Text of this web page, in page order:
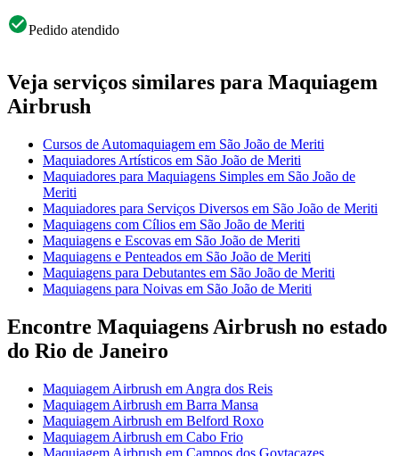
Pedido atendido
Veja serviços similares para Maquiagem
Airbrush
Cursos de Automaquiagem em São João de Meriti
Maquiadores Artísticos em São João de Meriti
Maquiadores para Maquiagens Simples em São João de
Meriti
Maquiadores para Serviços Diversos em São João de Meriti
Maquiagens com Cílios em São João de Meriti
Maquiagens e Escovas em São João de Meriti
Maquiagens e Penteados em São João de Meriti
Maquiagens para Debutantes em São João de Meriti
Maquiagens para Noivas em São João de Meriti
Encontre Maquiagens Airbrush no estado
do Rio de Janeiro
Maquiagem Airbrush em Angra dos Reis
Maquiagem Airbrush em Barra Mansa
Maquiagem Airbrush em Belford Roxo
Maquiagem Airbrush em Cabo Frio
Maquiagem Airbrush em Campos dos Goytacazes